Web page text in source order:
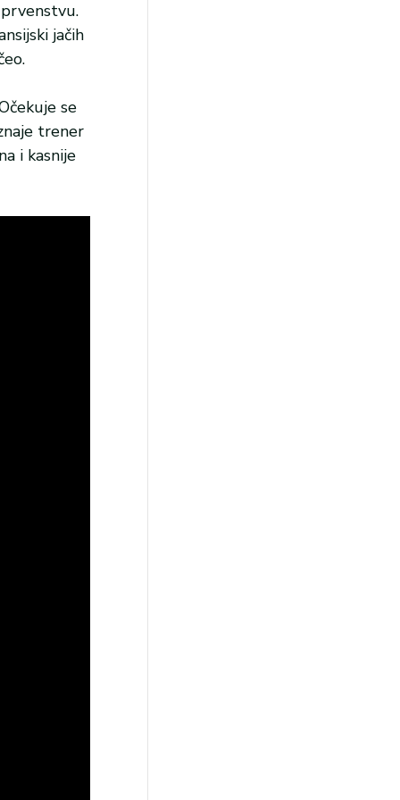
jačih
se
trener
i kasnije